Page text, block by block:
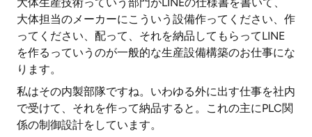
大体担当のメーカーにこういう設備作ってください、作
ってください、配って、それを納品してもらってLINE
を作るっていうのが一般的な生産設備構築のお仕事にな
ります。
私はその内製部隊ですね。いわゆる外に出す仕事を社内
で受けて、それを作って納品すると。これの主にPLC関
係の制御設計をしています。